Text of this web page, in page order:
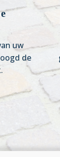
uw
de